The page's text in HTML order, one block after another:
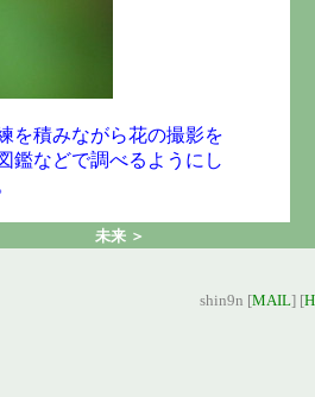
を積みながら花の撮影を
鑑などで調べるようにし
未来 ＞
shin9n [MAIL] [